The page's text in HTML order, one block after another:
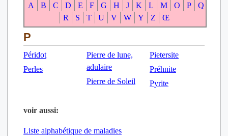
A B C D E F G H J K L M O P
Q
R
S T U V W Y Z Œ
P
Péridot
Perles
Pierre de lune,
adulaire
Pierre de Soleil
Pietersite
Préhnite
Pyrite
voir aussi:
Liste alphabétique de maladies